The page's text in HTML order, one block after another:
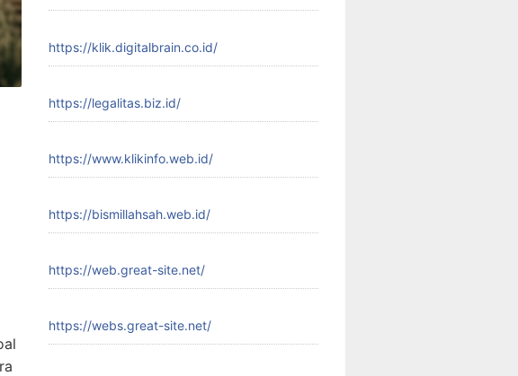
https://klik.digitalbrain.co.id/
https://legalitas.biz.id/
https://www.klikinfo.web.id/
https://bismillahsah.web.id/
https://web.great-site.net/
https://webs.great-site.net/